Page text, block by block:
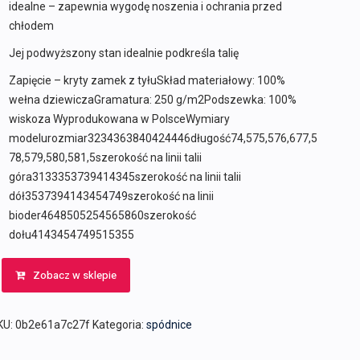
idealne – zapewnia wygodę noszenia i ochrania przed
chłodem
Jej podwyższony stan idealnie podkreśla talię
Zapięcie – kryty zamek z tyłuSkład materiałowy: 100%
wełna dziewiczaGramatura: 250 g/m2Podszewka: 100%
wiskoza Wyprodukowana w PolsceWymiary
modelurozmiar3234363840424446długość74,575,576,677,5
78,579,580,581,5szerokość na linii talii
góra3133353739414345szerokość na linii talii
dół3537394143454749szerokość na linii
bioder4648505254565860szerokość
dołu4143454749515355
Zobacz w sklepie
0b2e61a7c27f Kategoria: spódnice